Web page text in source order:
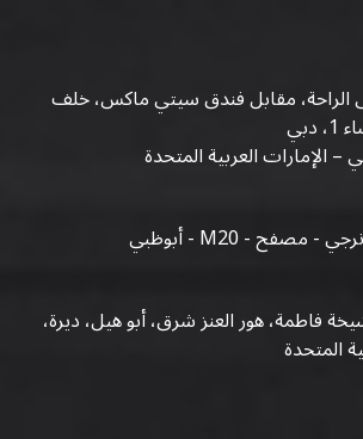
18، مبنى الراحة، مقابل فندق سيتي ماكس، خلف
الشيخة فاطمة، هور العنز شرق، أبو هيل، ديرة،
المتحدة